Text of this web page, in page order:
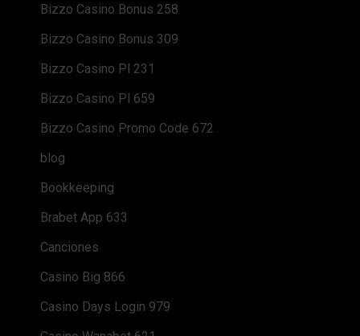
Bizzo Casino Bonus 258
Bizzo Casino Bonus 309
Bizzo Casino Pl 231
Bizzo Casino Pl 659
Bizzo Casino Promo Code 672
blog
Bookkeeping
Brabet App 633
Canciones
Casino Big 866
Casino Days Login 979